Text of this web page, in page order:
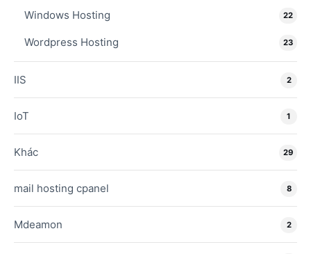
Windows Hosting 22
Wordpress Hosting 23
IIS 2
IoT 1
Khác 29
mail hosting cpanel 8
Mdeamon 2